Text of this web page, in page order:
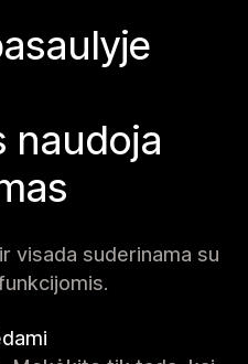
naudoja
visada suderinama su